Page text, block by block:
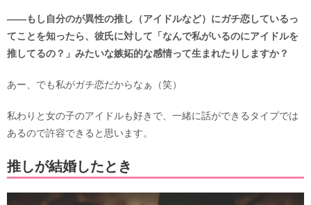
――もし自分のが異性の推し（アイドルなど）にガチ恋しているっ
てことを知ったら、彼氏に対して「なんで私がいるのにアイドルを
推してるの？」みたいな嫉妬的な感情って生まれたりしますか？
あー、でも私がガチ恋だからなぁ（笑）
私わりと女の子のアイドルも好きで、一緒に話ができるタイプでは
あるので許容できると思います。
推しが結婚したとき